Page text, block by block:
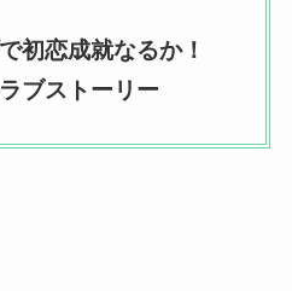
初恋成就なるか！
ブストーリー